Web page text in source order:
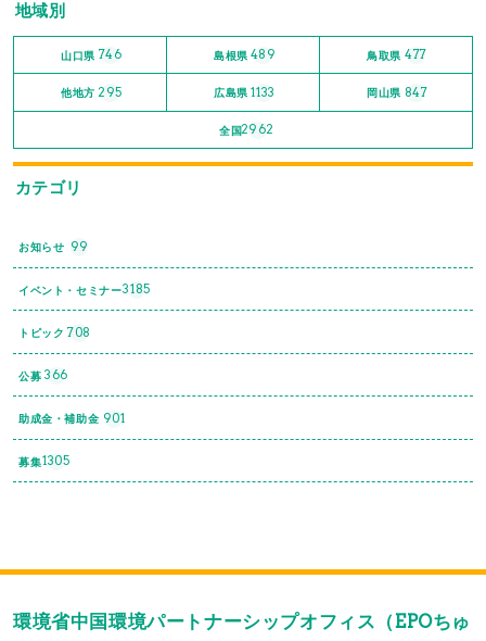
地域別
山口県 746 島根県 489 鳥取県 477
他地方 295 広島県 1133 岡山県 847
全国2962
カテゴリ
お知らせ 99
イベント・セミナー3185
トピック 708
公募 366
助成金・補助金 901
募集1305
環境省中国環境パートナーシップオフィス（EPOちゅ